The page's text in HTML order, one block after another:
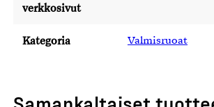
verkkosivut
Kategoria Valmisruoat